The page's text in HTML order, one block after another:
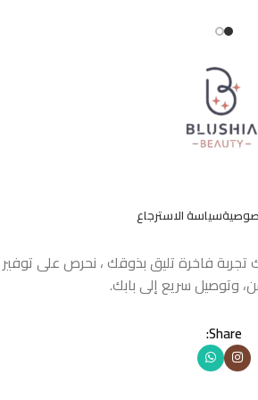
سياسة الاسترجاع
تجربة فاخرة تليق بذوقك ، نحرص على
وتوصيل سريع إلى بابك.
Share: